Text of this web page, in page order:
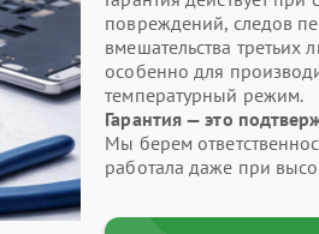
повреждений, следов
вмешательства
особенно для
температурный режим.
Гарантия — это
Мы берем
работала даже при